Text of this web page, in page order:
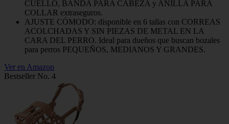
CUELLO, BANDA PARA CABEZA y ANILLA PARA
COLLAR extraseguros.
AJUSTE CÓMODO: disponible en 6 tallas con CORREAS
ACOLCHADAS Y SIN PIEZAS DE METAL EN LA
CARA DEL PERRO. Ideal para dueños que buscan bozales
para perros PEQUEÑOS, MEDIANOS Y GRANDES.
Ver en Amazon
Bestseller No. 4